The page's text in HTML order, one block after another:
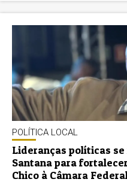
POLÍTICA LOCAL
Lideranças políticas
Santana para
Chico à Câmara